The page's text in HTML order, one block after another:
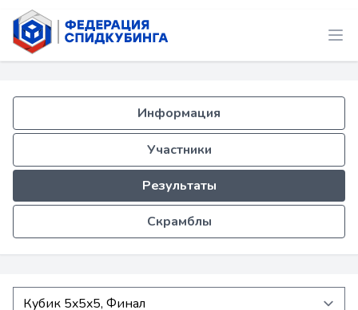
Информация
Участники
Результаты
Скрамблы